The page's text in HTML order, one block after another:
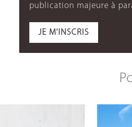
publication majeure à
JE M'INSCRIS